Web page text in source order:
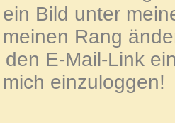
Bild unter
Rang
E-Mail-Link
einzuloggen!